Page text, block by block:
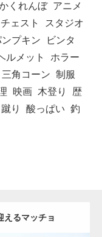
くれんぼ アニメ
ェスト
スタジオ
ンプキン
ビンタ
ルメット
ホラー
三角コーン 制服
映画 木登り
歴
蹴り 酸っぱい 釣
えるマッチョ